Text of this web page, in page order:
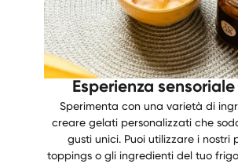
Esperienza
Sperimenta con una varietà di
creare gelati personalizzati che
gusti unici. Puoi utilizzare i nostri
toppings o gli ingredienti del tuo